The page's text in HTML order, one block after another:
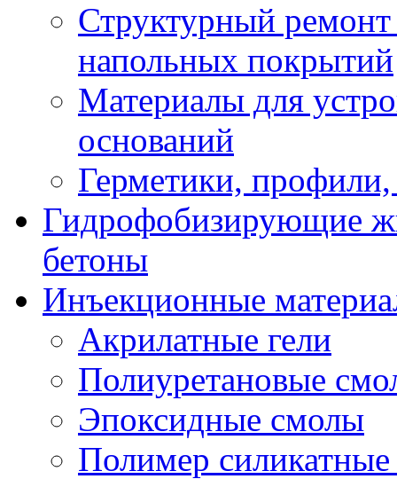
Структурный
напольных покрытий
Материалы для
оснований
Герметики,
Гидрофобизирующие
бетоны
Инъекционные
Акрилатные гели
Полиуретановые
Эпоксидные смолы
Полимер